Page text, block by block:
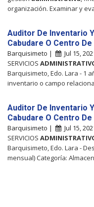
organización. Examinar y
Auditor De Inventario
Cabudare O Centro
Barquisimeto | Jul 15,
SERVICIOS
Barquisimeto, Edo. Lara - 1
inventario o campo
Auditor De Inventario
Cabudare O Centro
Barquisimeto | Jul 15,
SERVICIOS
Barquisimeto, Edo. Lara -
mensual) Categoría: